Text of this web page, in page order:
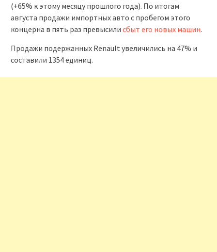
(+65% к этому месяцу прошлого года). По итогам
августа продажи импортных авто с пробегом этого
концерна в пять раз превысили сбыт его новых машин.
Продажи подержанных Renault увеличились на 47% и
составили 1354 единиц.